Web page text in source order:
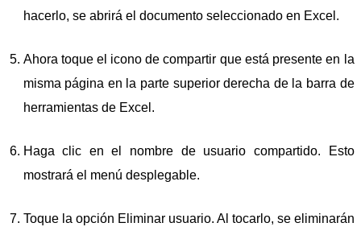
hacerlo, se abrirá el documento seleccionado en Excel.
Ahora toque el icono de compartir que está presente en la
misma página en la parte superior derecha de la barra de
herramientas de Excel.
Haga clic en el nombre de usuario compartido. Esto
mostrará el menú desplegable.
Toque la opción Eliminar usuario. Al tocarlo, se eliminarán